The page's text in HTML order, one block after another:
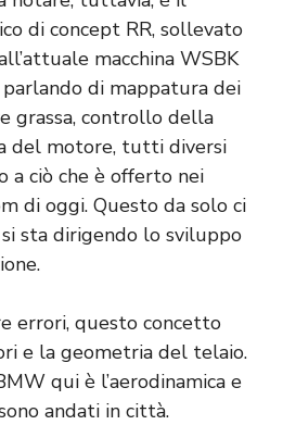
di concept RR, sollevato
macchina WSBK
di mappatura dei
grassa, controllo della
del motore, tutti diversi
a ciò che è offerto nei
di oggi. Questo da solo ci
sta dirigendo lo sviluppo
errori, questo concetto
e la geometria del telaio.
qui è l’aerodinamica e
andati in città.